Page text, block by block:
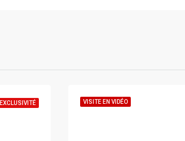
EXCLUSIVITÉ VISITE EN VIDÉO